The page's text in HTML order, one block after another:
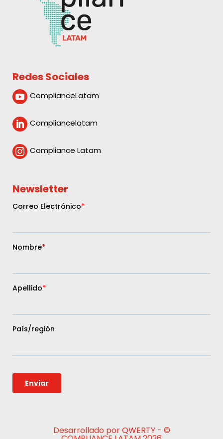
Redes Sociales
 ComplianceLatam
 Compliancelatam
 Compliance Latam
Newsletter
Desarrollado porQWERTY- ©